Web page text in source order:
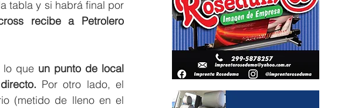
tabla y si habrá final por
recibe a Petrolero
lo que un punto de local
Por otro lado, el
(metido de lleno en el